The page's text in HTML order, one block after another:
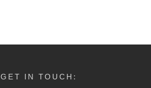
GET IN TOUCH: